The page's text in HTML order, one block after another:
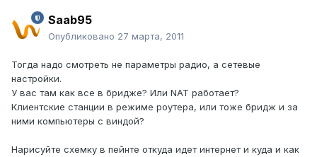
Saab95
Опубликовано 27 марта, 2011
Тогда надо смотреть не параметры радио, а сетевые
настройки.
У вас там как все в бридже? Или NAT работает?
Клиентские станции в режиме роутера, или тоже бридж и за
ними компьютеры с виндой?
Нарисуйте схемку в пейнте откуда идет интернет и куда и как